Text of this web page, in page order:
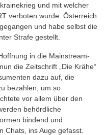
und mit welcher
verboten wurde. Österreich
und habe selbst die
Strafe gestellt.
in die Mainstream-
die Zeitschrift „Die Krähe“
dazu auf, die
bezahlen, um so
vor allem über den
behördliche
bindend und
Chats, ins Auge gefasst.